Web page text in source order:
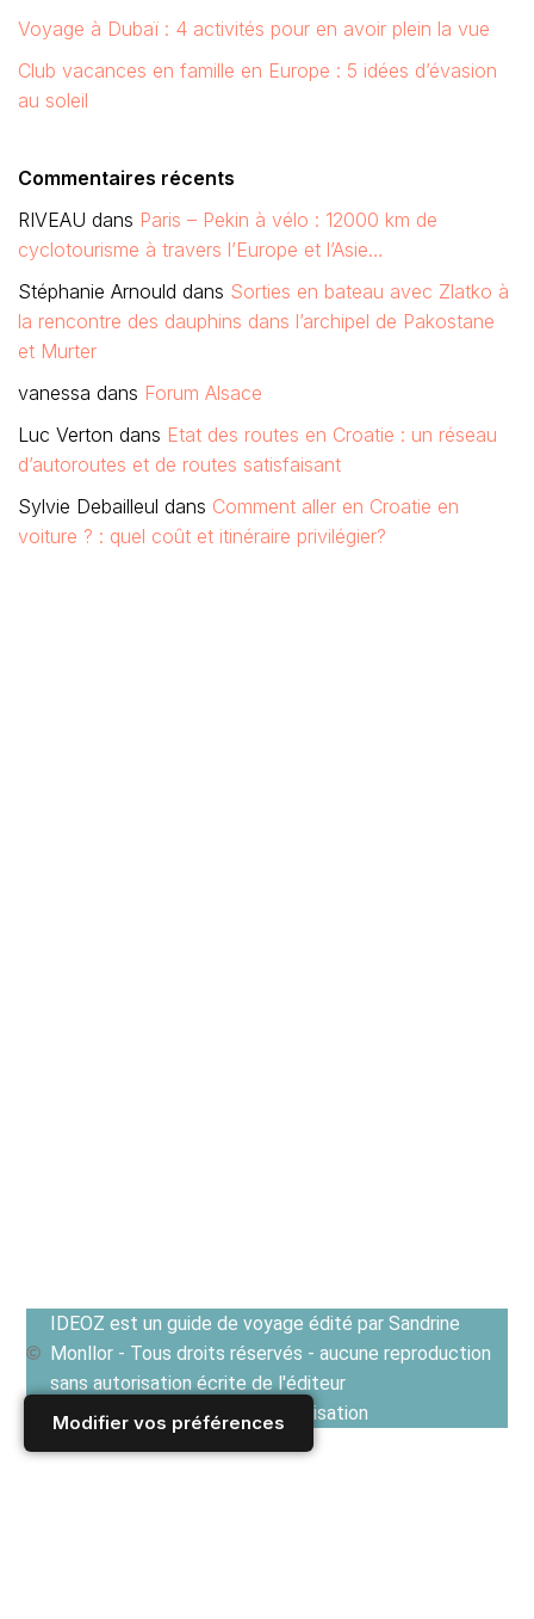
Modifier vos préférences
Voyage à Dubaï : 4 activités pour en avoir plein la vue
Club vacances en famille en Europe : 5 idées d’évasion
au soleil
Commentaires récents
RIVEAU dans Paris – Pekin à vélo : 12000 km de
cyclotourisme à travers l’Europe et l’Asie…
Stéphanie Arnould dans Sorties en bateau avec Zlatko à
la rencontre des dauphins dans l’archipel de Pakostane
et Murter
vanessa dans Forum Alsace
Luc Verton dans Etat des routes en Croatie : un réseau
d’autoroutes et de routes satisfaisant
Sylvie Debailleul dans Comment aller en Croatie en
voiture ? : quel coût et itinéraire privilégier?
IDEOZ est un guide de voyage édité par Sandrine
Monllor - Tous droits réservés - aucune reproduction
sans autorisation écrite de l'éditeur
Voir les Conditions générales d'utilisation